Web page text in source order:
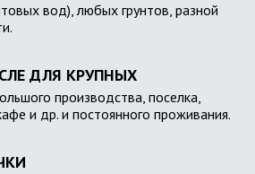
вод), любых грунтов, разной
ДЛЯ КРУПНЫХ
производства, поселка,
и др. и постоянного проживания.